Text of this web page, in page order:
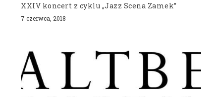
XXIV koncert z cyklu „Jazz Scena Zamek”
7 czerwca, 2018